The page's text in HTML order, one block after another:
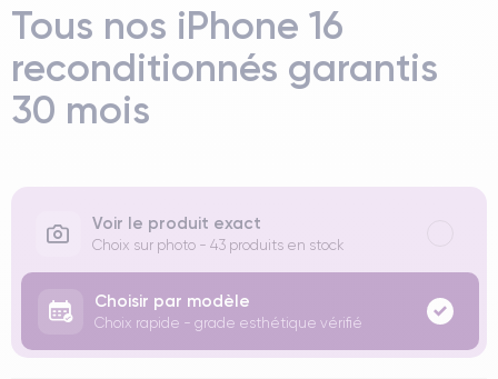
Tous nos iPhone 16
reconditionnés garantis
30 mois
Voir le produit exact
Choix sur photo - 43 produits en stock
Choisir par modèle
Choix rapide - grade esthétique vérifié